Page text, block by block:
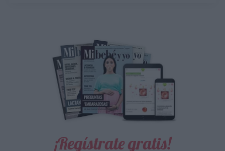
¡Regístrate gratis!